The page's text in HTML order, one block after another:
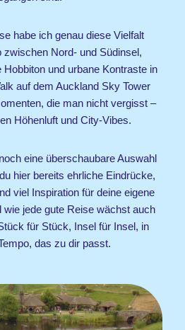
habe ich genau diese Vielfalt
zwischen Nord- und Südinsel,
und urbane Kontraste in
auf dem Auckland Sky Tower
die man nicht vergisst –
Höhenluft und City-Vibes.
eine überschaubare Auswahl
hier bereits ehrliche Eindrücke,
viel Inspiration für deine eigene
wie jede gute Reise wächst auch
für Stück, Insel für Insel, in
das zu dir passt.